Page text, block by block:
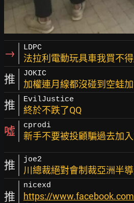
→ LDPC
法拉利電動玩具車我買不
推 JOKIC
加權連月線都沒碰到空蛙
推 EvilJustice
終於不跌了QQ
噓 cprodi
新手不要被投顧騙過去加
推 joe2
川總裁絕對會制裁亞洲半
推
nicexd
https://